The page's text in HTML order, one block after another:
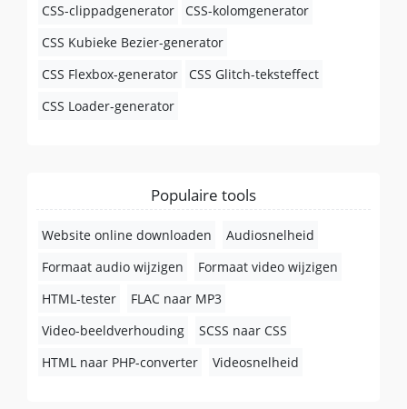
CSS-clippadgenerator
CSS-kolomgenerator
CSS Kubieke Bezier-generator
CSS Flexbox-generator
CSS Glitch-teksteffect
CSS Loader-generator
Populaire tools
Website online downloaden
Audiosnelheid
Formaat audio wijzigen
Formaat video wijzigen
HTML-tester
FLAC naar MP3
Video-beeldverhouding
SCSS naar CSS
HTML naar PHP-converter
Videosnelheid